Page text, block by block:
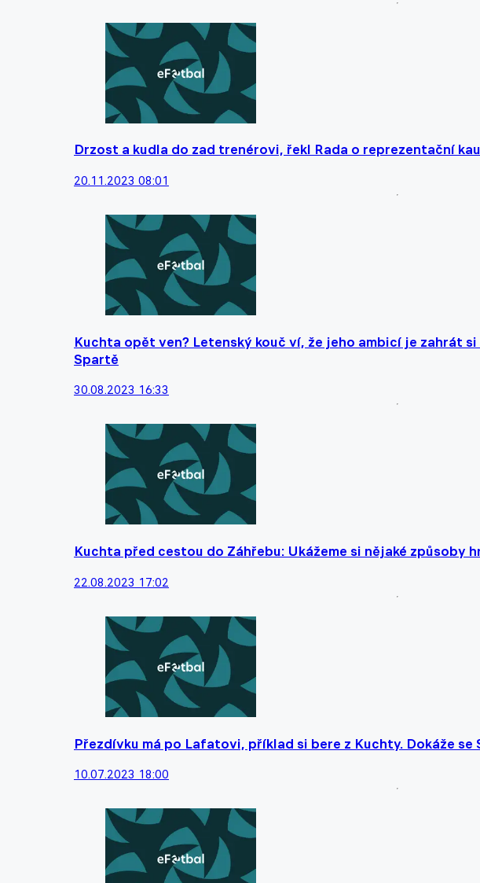
Drzost a kudla do zad trenérovi, řekl Rada o reprezentační
20.11.2023 08:01
Kuchta opět ven? Letenský kouč ví, že jeho ambicí je zahrát
Spartě
30.08.2023 16:33
Kuchta před cestou do Záhřebu: Ukážeme si nějaké způsoby
22.08.2023 17:02
Přezdívku má po Lafatovi, příklad si bere z Kuchty. Dokáže
10.07.2023 18:00